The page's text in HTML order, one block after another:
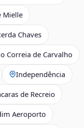
Mielle
Chaves
Correia de Carvalho
Independência
de Recreio
Aeroporto